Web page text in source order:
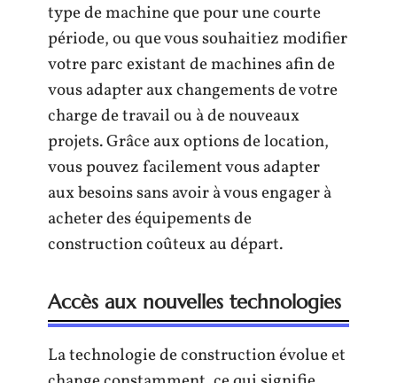
type de machine que pour une courte
période, ou que vous souhaitiez modifier
votre parc existant de machines afin de
vous adapter aux changements de votre
charge de travail ou à de nouveaux
projets. Grâce aux options de location,
vous pouvez facilement vous adapter
aux besoins sans avoir à vous engager à
acheter des équipements de
construction coûteux au départ.
Accès aux nouvelles technologies
La technologie de construction évolue et